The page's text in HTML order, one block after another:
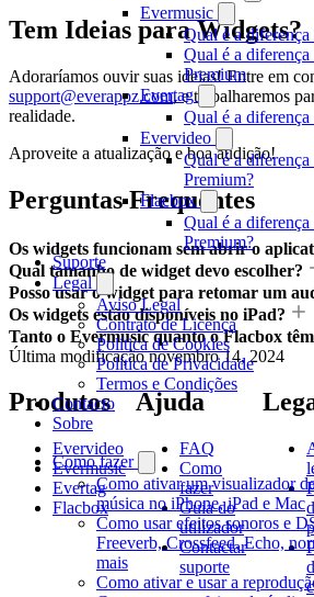
Evermusic
Qual é a
Qual é a
Premium
Evertag
Qual é a
Evervideo
Qual é a
Premium?
Flacbox
Qual é a
Premium?
Suporte
Legal
Aviso Legal
Contrato de Licença
Política de Cookies
Política de Privacidade
Termos e Condições
Contacto
Sobre
Como fazer
Como ativar um visualizador
música no iPhone, iPad e Mac
Como usar efeitos sonoros e
Freeverb, Crossfeed, Echo,
mais
Como ativar e usar a
Tem Ideias para Widgets?
Adoraríamos ouvir suas ideias! Entre em
support@everappz.com, e trabalharemos
realidade.
Aproveite a atualização e boa audição!
Perguntas Frequentes
Os widgets funcionam sem abrir o
Qual tamanho de widget devo escolher?
Posso usar o widget para retomar um
Os widgets estão disponíveis no iPad?
Tanto o Evermusic quanto o Flacbox têm
Última modificaçãonovembro 14, 2024
Produtos
Evervideo
Evermusic
Evertag
Flacbox
Ajuda
FAQ
Como
fazer
Guia do
utilizador
Contactar
suporte